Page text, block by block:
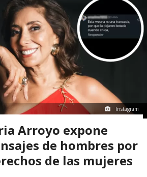
Instagram
Arroyo expone
de hombres por
de las mujeres